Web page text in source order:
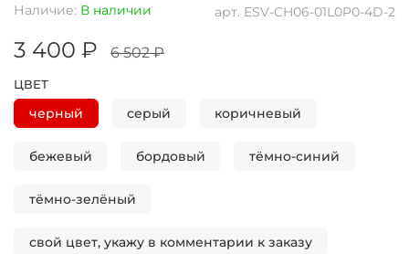
арт. ESV-CH06-01L0P0-4D-2
Наличие: В наличии
3 400 ₽ 6 502 ₽
ЦВЕТ
черный серый коричневый
бежевый бордовый тёмно-синий
тёмно-зелёный
свой цвет, укажу в комментарии к заказу